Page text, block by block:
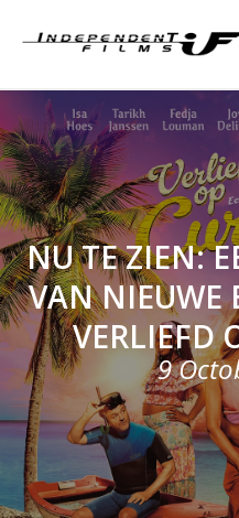
NU TE ZIEN:
VAN NIEUWE
VERLIEFD
9